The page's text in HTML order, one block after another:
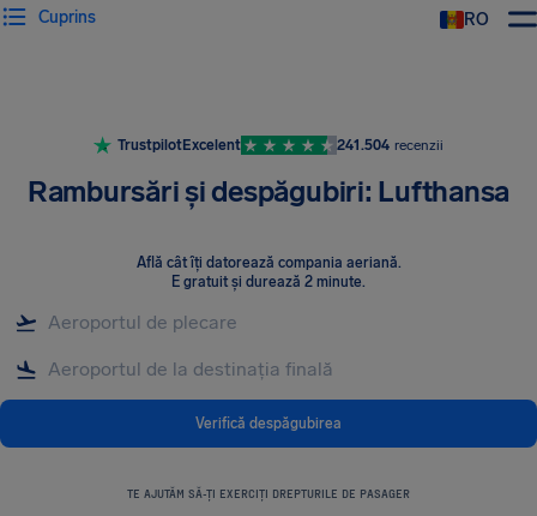
RO
Cuprins
TrustpilotExcelent 241.504 recenzii
Rambursări și despăgubiri: Lufthansa
Află cât îți datorează compania aeriană.
E gratuit și durează 2 minute.
Verifică despăgubirea
TE AJUTĂM SĂ-ȚI EXERCIȚI DREPTURILE DE PASAGER